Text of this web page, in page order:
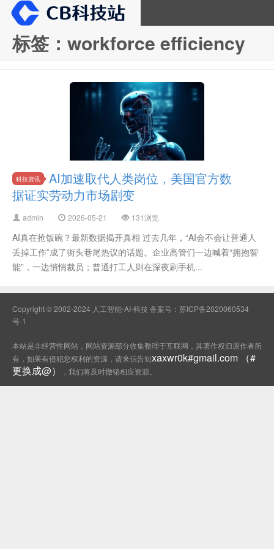
标签：workforce efficiency
科技资讯
AI加速取代人类岗位，美国官方数
据证实劳动力市场剧变
admin 2026-05-21 131浏览
AI真在抢饭碗？最新数据揭开真相 过去几年，“AI会不会让普通人
丢掉工作”成了街头巷尾热议的话题。企业高管们一边喊着“拥抱智
能”，一边悄悄裁员；普通打工人则在深夜刷手机...
Copyright © 2002-2024 人工智能-AI-科技 备案号： 苏ICP备2020060534
号-1
本站是非经营性网站，网站资源部分收集整理于互联网，其著作权归原作者所
有，如果有侵犯您权利的资源，请来信告知xaxwr0k#gmail.com （#
更换成@）
，我们将及时撤销相应资源。